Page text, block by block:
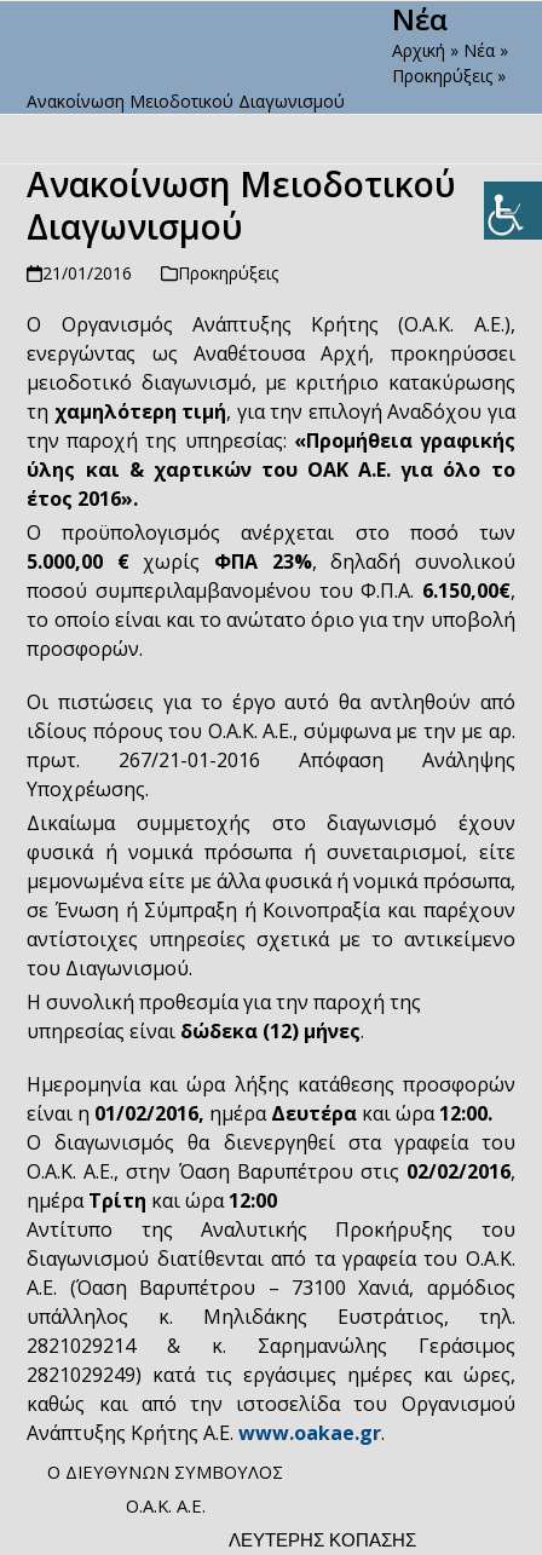
menu
menu
Νέα
Αρχική » Νέα»
Προκηρύξεις»
Ανακοίνωση Μειοδοτικού Διαγωνισμού
Ανακοίνωση Μειοδοτικού
Διαγωνισμού
21/01/2016 Προκηρύξεις
Ο Οργανισμός Ανάπτυξης Κρήτης (Ο.Α.Κ. Α.Ε.),
ενεργώντας ως Αναθέτουσα Αρχή, προκηρύσσει
μειοδοτικό διαγωνισμό, με κριτήριο κατακύρωσης
τη χαμηλότερη τιμή, για την επιλογή Αναδόχου για
την παροχή της υπηρεσίας: «Προμήθεια γραφικής
ύλης και & χαρτικών του ΟΑΚ Α.Ε. για όλο το
έτος 2016».
Ο προϋπολογισμός ανέρχεται στο ποσό των
5.000,00 € χωρίς ΦΠΑ 23%, δηλαδή συνολικού
ποσού συμπεριλαμβανομένου του Φ.Π.Α. 6.150,00€,
το οποίο είναι και το ανώτατο όριο για την υποβολή
προσφορών.
Οι πιστώσεις για το έργο αυτό θα αντληθούν από
ιδίους πόρους του Ο.Α.Κ. Α.Ε., σύμφωνα με την με αρ.
πρωτ. 267/21-01-2016 Απόφαση Ανάληψης
Υποχρέωσης.
Δικαίωμα συμμετοχής στο διαγωνισμό έχουν
φυσικά ή νομικά πρόσωπα ή συνεταιρισμοί, είτε
μεμονωμένα είτε με άλλα φυσικά ή νομικά πρόσωπα,
σε Ένωση ή Σύμπραξη ή Κοινοπραξία και παρέχουν
αντίστοιχες υπηρεσίες σχετικά με το αντικείμενο
του Διαγωνισμού.
Η συνολική προθεσμία για την παροχή της
υπηρεσίας είναι δώδεκα (12) μήνες.
Ημερομηνία και ώρα λήξης κατάθεσης προσφορών
είναι η 01/02/2016, ημέραΔευτέρα και ώρα12:00.
Ο διαγωνισμός θα διενεργηθεί στα γραφεία του
Ο.Α.Κ. Α.Ε., στην Όαση Βαρυπέτρου στις 02/02/2016,
ημέραΤρίτη και ώρα12:00
Αντίτυπο της Αναλυτικής Προκήρυξης του
διαγωνισμού διατίθενται από τα γραφεία του Ο.Α.Κ.
Α.Ε. (Όαση Βαρυπέτρου – 73100 Χανιά, αρμόδιος
υπάλληλος κ. Μηλιδάκης Ευστράτιος, τηλ.
2821029214 & κ. Σαρημανώλης Γεράσιμος
2821029249) κατά τις εργάσιμες ημέρες και ώρες,
καθώς και από την ιστοσελίδα του Οργανισμού
Ανάπτυξης Κρήτης Α.Ε.www.oakae.gr.
Ο ΔΙΕΥΘΥΝΩΝ ΣΥΜΒΟΥΛΟΣ
Ο.Α.Κ. Α.Ε.
ΛΕΥΤΕΡΗΣ ΚΟΠΑΣΗΣ